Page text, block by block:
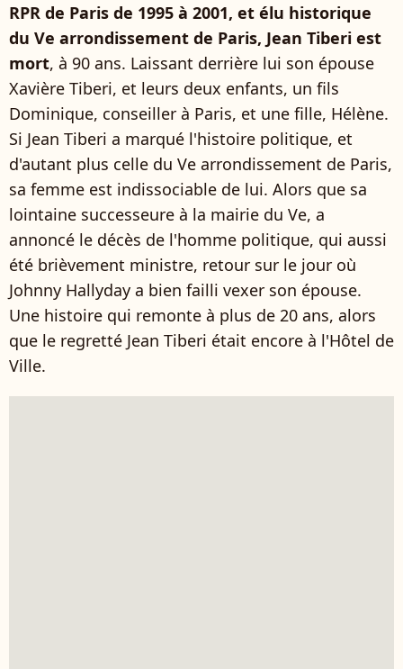
RPR de Paris de 1995 à 2001, et élu historique
du Ve arrondissement de Paris, Jean Tiberi est
mort, à 90 ans. Laissant derrière lui son épouse
Xavière Tiberi, et leurs deux enfants, un fils
Dominique, conseiller à Paris, et une fille, Hélène.
Si Jean Tiberi a marqué l'histoire politique, et
d'autant plus celle du Ve arrondissement de Paris,
sa femme est indissociable de lui. Alors que sa
lointaine successeure à la mairie du Ve, a
annoncé le décès de l'homme politique, qui aussi
été brièvement ministre, retour sur le jour où
Johnny Hallyday a bien failli vexer son épouse.
Une histoire qui remonte à plus de 20 ans, alors
que le regretté Jean Tiberi était encore à l'Hôtel de
Ville.